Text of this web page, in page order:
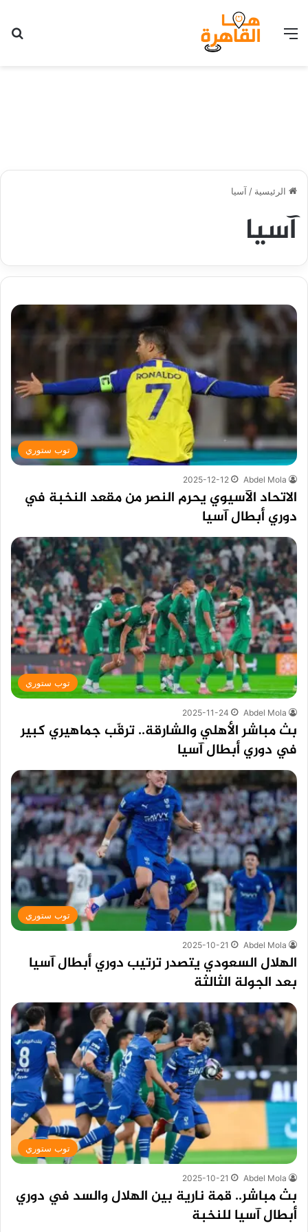
القائمة
الرئيسية / آسيا
آسيا
توب ستوري
Abdel Mola
2025-12-12
الاتحاد الآسيوي يحرم النصر من مقعد النخبة في
دوري أبطال آسيا
توب ستوري
Abdel Mola
2025-11-24
بث مباشر الأهلي والشارقة.. ترقّب جماهيري كبير
في دوري أبطال آسيا
توب ستوري
Abdel Mola
2025-10-21
الهلال السعودي يتصدر ترتيب دوري أبطال آسيا
بعد الجولة الثالثة
توب ستوري
Abdel Mola
2025-10-21
بث مباشر.. قمة نارية بين الهلال والسد في دوري
أبطال آسيا للنخبة